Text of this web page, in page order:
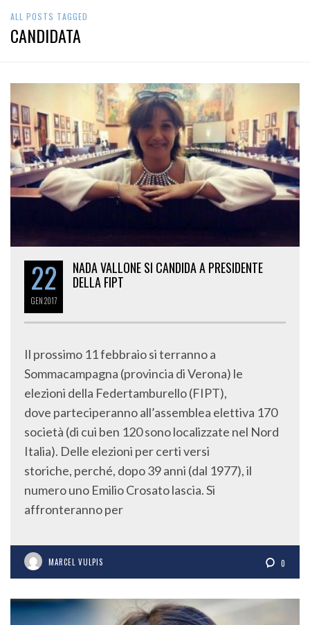
ALL POSTS TAGGED
CANDIDATA
22
GEN2017
NADA VALLONE SI CANDIDA A PRESIDENTE
DELLA FIPT
Il prossimo 11 febbraio si terranno a
Sommacampagna (provincia di Verona) le
elezioni della Federtamburello (FIPT),
dove parteciperanno all’assemblea elettiva 170
società (di cui ben 120 sono localizzate nel Nord
Italia). Delle elezioni per certi versi
storiche, perché, dopo 39 anni (dal 1977), il
numero uno Emilio Crosato lascia. Si
affronteranno per
MARCEL VULPIS 0